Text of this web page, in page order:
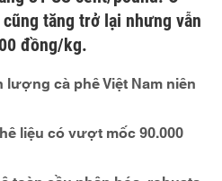
tăng trở lại nhưng vẫn
đồng/kg.
lượng cà phê Việt Nam niên
liệu có vượt mốc 90.000